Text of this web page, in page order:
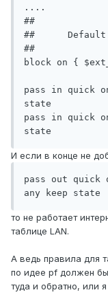
....
##
##
##
block on {
pass in quick
state
pass in quick
state
И если в конце не
pass out quick
any keep state
то не работает
таблице LAN.
А ведь правила для
по идее pf должен
туда и обратно, или